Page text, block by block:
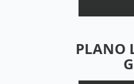
PLANO